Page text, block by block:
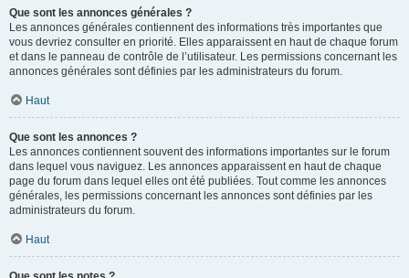
Que sont les annonces générales ?
Les annonces générales contiennent des informations très importantes que
vous devriez consulter en priorité. Elles apparaissent en haut de chaque forum
et dans le panneau de contrôle de l’utilisateur. Les permissions concernant les
annonces générales sont définies par les administrateurs du forum.
Haut
Que sont les annonces ?
Les annonces contiennent souvent des informations importantes sur le forum
dans lequel vous naviguez. Les annonces apparaissent en haut de chaque
page du forum dans lequel elles ont été publiées. Tout comme les annonces
générales, les permissions concernant les annonces sont définies par les
administrateurs du forum.
Haut